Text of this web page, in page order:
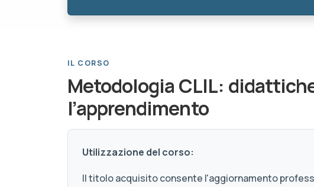
IL CORSO
Metodologia CLIL:
l’apprendimento
Utilizzazione del corso:
Il titolo acquisito consente l'aggiornamento